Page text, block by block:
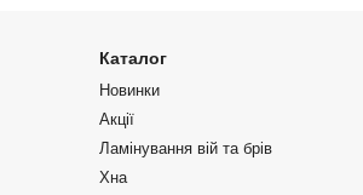
Каталог
Новинки
Акції
Ламінування вій та брів
Хна